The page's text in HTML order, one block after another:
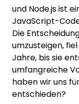
und Node.js ist
JavaScript-
Die
umzusteigen,
Jahre, bis sie
umfangreiche
haben wir uns
entschieden?